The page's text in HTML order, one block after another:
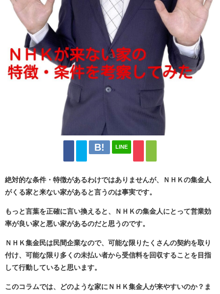
LINE
絶対的な条件・特徴があるわけではありませんが、ＮＨＫの集金人
がくる家と来ない家があると言うのは事実です。
もっと言葉を正確に言い換えると、ＮＨＫの集金人にとって営業効
率が良い家と悪い家があるのだと思うのです。
ＮＨＫ集金民は民間企業なので、可能な限りたくさんの契約を取り
付け、可能な限り多くの未払い者から受信料を回収することを目指
して行動していると思います。
このコラムでは、どのような家にＮＨＫ集金人が来やすいのか？ま